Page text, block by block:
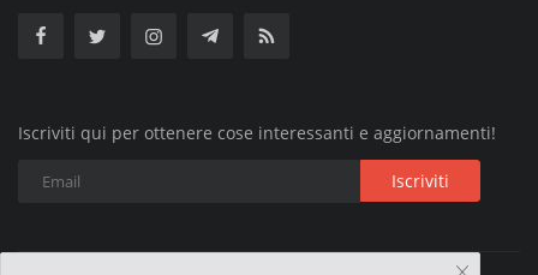
Iscriviti qui per ottenere cose interessanti e aggiornamenti!
Iscriviti